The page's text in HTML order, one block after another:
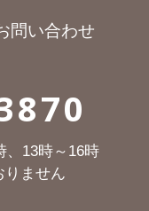
問い合わせ
、13時～16時
ません